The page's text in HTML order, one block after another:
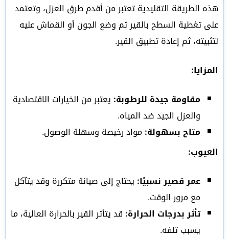
هذه الطريقة التقليدية تعتبر من أقدم طرق العزل، وتعتمد
على تغطية السطح بالقير ثم وضع الجون أو القماش عليه
لتثبيته، ثم إعادة تطبيق القير.
المزايا:
مقاومة جيدة للرطوبة: يعتبر من الخيارات الاقتصادية
والعزل الجيد ضد المياه.
متاح بسهولة:مواد رخيصة وسهلة الوصول.
العيوب:
عمر قصير نسبيًا: يحتاج إلى صيانة متكررة وقد يتآكل
مع مرور الوقت.
تأثر بدرجات الحرارة: قد يتأثر القير بالحرارة العالية، ما
يسبب تلفه.